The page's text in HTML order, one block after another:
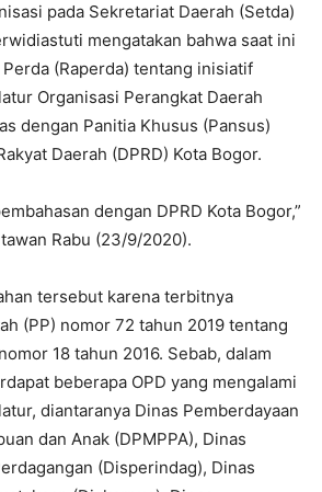
pada Sekretariat Daerah (Setda)
mengatakan bahwa saat ini
(Raperda) tentang inisiatif
Organisasi Perangkat Daerah
dengan Panitia Khusus (Pansus)
Daerah (DPRD) Kota Bogor.
dengan DPRD Kota Bogor,”
Rabu (23/9/2020).
tersebut karena terbitnya
(PP) nomor 72 tahun 2019 tentang
18 tahun 2016. Sebab, dalam
beberapa OPD yang mengalami
diantaranya Dinas Pemberdayaan
dan Anak (DPMPPA), Dinas
(Disperindag), Dinas